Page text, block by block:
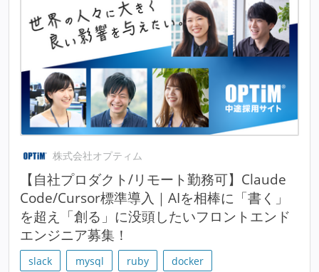
株式会社オプティム
【自社プロダクト/リモート勤務可】Claude
Code/Cursor標準導入｜AIを相棒に「書く」
を超え「創る」に没頭したいフロントエンド
エンジニア募集！
slack mysql ruby
docker